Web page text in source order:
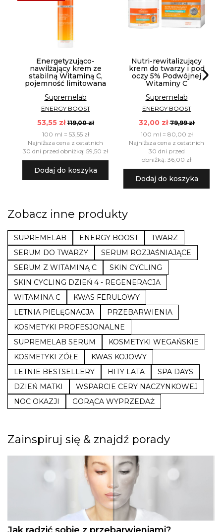
Energetyzująco-
nawilżający krem ze
stabilną Witaminą C,
pojemność limitowana
Supremelab
ENERGY BOOST
53,55 zł 119,00 zł
100 ml = 53,55 zł
Najniższa cena z ostatnich
30 dni przed obniżką: 59,50 zł
Dodaj do koszyka
Nutri-rewitalizujący
krem do twarzy i pod
oczy 5% Podwójnej
Witaminy C
Supremelab
ENERGY BOOST
32,00 zł 79,99 zł
100 ml = 80,00 zł
Najniższa cena z ostatnich
30 dni przed
obniżką: 36,00 zł
Dodaj do koszyka
Zobacz inne produkty
SUPREMELAB ENERGY BOOST
TWARZ
SERUM DO TWARZY
SERUM ROZJAŚNIAJĄCE
SERUM Z WITAMINĄ C
SKIN CYCLING
SKIN CYCLING DZIEŃ 4 - REGENERACJA
WITAMINA C
KWAS FERULOWY
LETNIA PIELĘGNACJA
PRZEBARWIENIA
KOSMETYKI PROFESJONALNE
SUPREMELAB SERUM
KOSMETYKI WEGAŃSKIE
KOSMETYKI ZÓŁE
KWAS KOJOWY
LETNIE BESTSELLERY
HITY LATA
SPA DAYS
DZIEŃ MATKI
WSPARCIE CERY NACZYNKOWEJ
NOC OKAZJI
GORĄCA WYPRZEDAŻ
Zainspiruj się & znajdź porady